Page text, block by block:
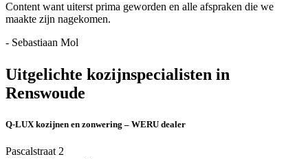
Content want uiterst prima geworden en alle afspraken die we
maakte zijn nagekomen.
- Sebastiaan Mol
Uitgelichte kozijnspecialisten in
Renswoude
Q-LUX kozijnen en zonwering – WERU dealer
Pascalstraat 2